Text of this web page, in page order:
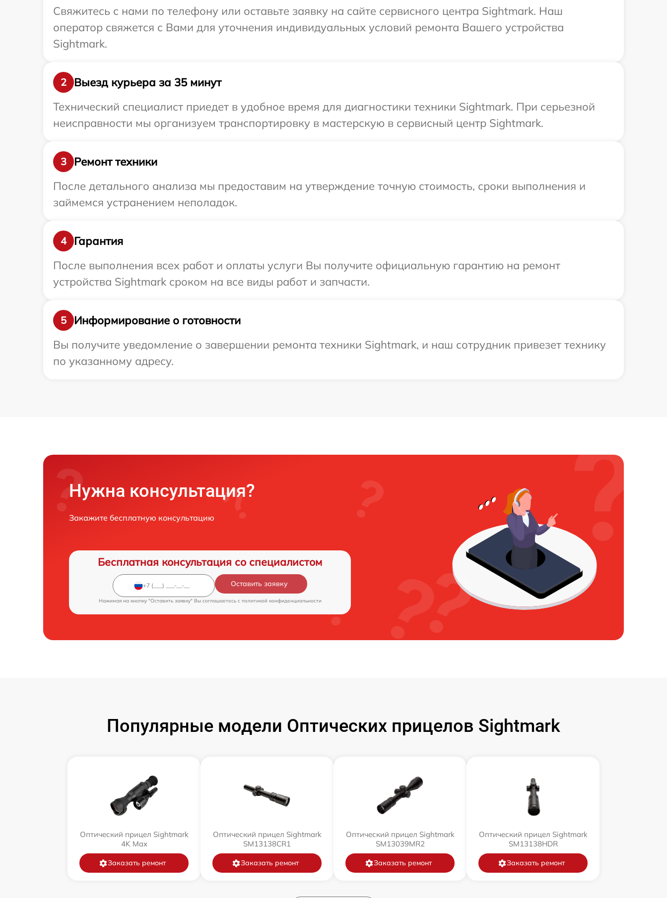
Свяжитесь с нами по телефону или оставьте заявку на сайте сервисного центра Sightmark. Наш
оператор свяжется с Вами для уточнения индивидуальных условий ремонта Вашего устройства
Sightmark.
2
Выезд курьера за 35 минут
Технический специалист приедет в удобное время для диагностики техники Sightmark. При серьезной
неисправности мы организуем транспортировку в мастерскую в сервисный центр Sightmark.
3
Ремонт техники
После детального анализа мы предоставим на утверждение точную стоимость, сроки выполнения и
займемся устранением неполадок.
4
Гарантия
После выполнения всех работ и оплаты услуги Вы получите официальную гарантию на ремонт
устройства Sightmark сроком на все виды работ и запчасти.
5
Информирование о готовности
Вы получите уведомление о завершении ремонта техники Sightmark, и наш сотрудник привезет технику
по указанному адресу.
Нужна консультация?
Закажите бесплатную консультацию
Бесплатная консультация со специалистом
Оставить заявку
Нажимая на кнопку "Оставить заявку" Вы соглашаетесь c политикой конфиденциальности
Популярные модели Оптических прицелов Sightmark
Оптический прицел Sightmark
4K Max
Заказать ремонт
Оптический прицел Sightmark
SM13138CR1
Заказать ремонт
Оптический прицел Sightmark
SM13039MR2
Заказать ремонт
Оптический прицел Sightmark
SM13138HDR
Заказать ремонт